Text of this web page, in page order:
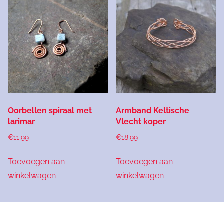
Oorbellen spiraal met
larimar
€11,99
Toevoegen aan
winkelwagen
Armband Keltische
Vlecht koper
€18,99
Toevoegen aan
winkelwagen